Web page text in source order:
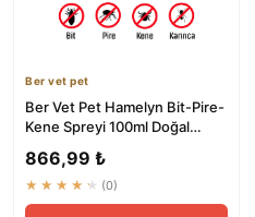
Ber vet pet
Ber Vet Pet Hamelyn Bit-Pire-
Kene Spreyi 100ml Doğal
866,99 ₺
★★★★★ (0)